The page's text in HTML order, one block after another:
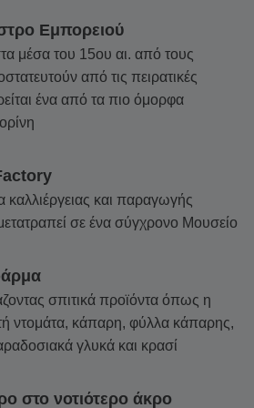
Εμπορειού
μέσα του 15ου αι. από τους
από τις πειρατικές
ένα από τα πιο όμορφα
και παραγωγής
σε ένα σύγχρονο Μουσείο
σπιτικά προϊόντα όπως η
ντομάτα, κάπαρη, φύλλα κάπαρης,
γλυκά και κρασί
στο νοτιότερο άκρο